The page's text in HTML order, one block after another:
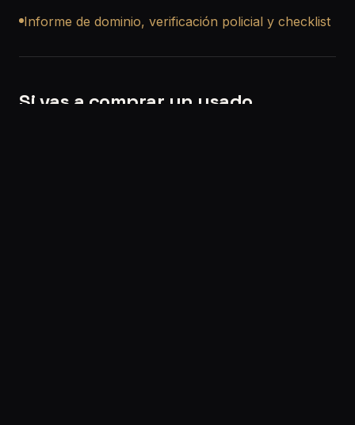
Informe de dominio, verificación policial y checklist
Si vas a comprar un usado